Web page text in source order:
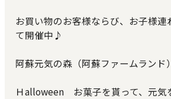
お買い物のお客様ならび、お子様連
て開催中♪
阿蘇元気の森（阿蘇ファームランド
Ｈalloween お菓子を貰って、元気